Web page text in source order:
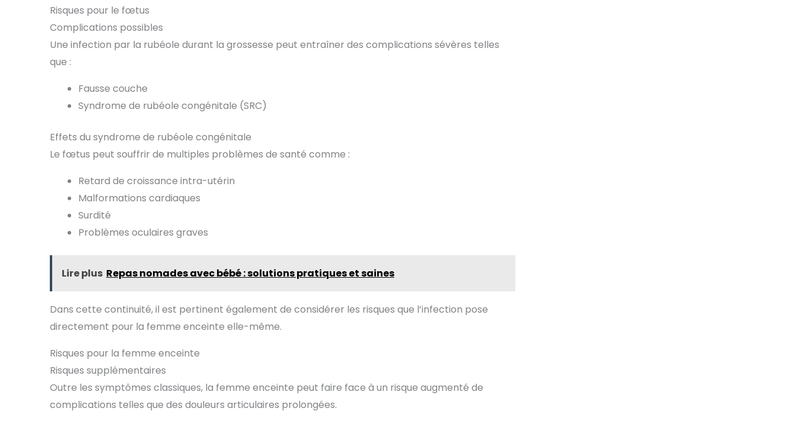
Risques pour le fœtus
Complications possibles
Une infection par la rubéole durant la grossesse peut entraîner des complications sévères telles
que :
Fausse couche
Syndrome de rubéole congénitale (SRC)
Effets du syndrome de rubéole congénitale
Le fœtus peut souffrir de multiples problèmes de santé comme :
Retard de croissance intra-utérin
Malformations cardiaques
Surdité
Problèmes oculaires graves
Lire plus Repas nomades avec bébé : solutions pratiques et saines
Dans cette continuité, il est pertinent également de considérer les risques que l’infection pose
directement pour la femme enceinte elle-même.
Risques pour la femme enceinte
Risques supplémentaires
Outre les symptômes classiques, la femme enceinte peut faire face à un risque augmenté de
complications telles que des douleurs articulaires prolongées.